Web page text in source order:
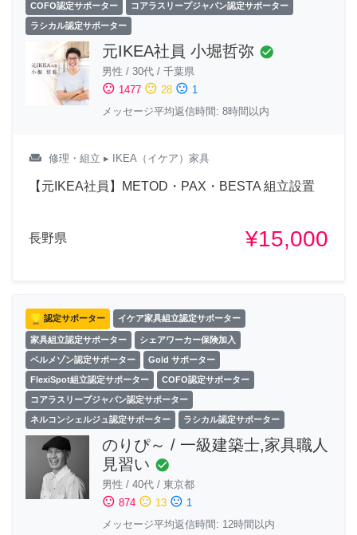
COFO認定サポーター コアラスリープジャパン認定サポーター
ラシカル認定サポーター
元IKEA社員 小堀哲弥 check_circle
男性 / 30代 / 千葉県
sentiment_satisfied 1477 sentiment_neutral 28 sentiment_dissatisfied 1
メッセージ平均返信時間: 8時間以内
weekend 修理・組立 ▸ IKEA（イケア）家具
【元IKEA社員】METOD・PAX・BESTA 組立設置
長野県 ¥15,000
認定サポーター イケア家具組立認定サポーター
家具組立認定サポーター シェアワーカー保険加入
ベルメゾン認定サポーター Gold サポーター
FlexiSpot組立認定サポーター COFO認定サポーター
コアラスリープジャパン認定サポーター
ネルコンシェルジュ認定サポーター ラシカル認定サポーター
のりぴ～ / 一級建築士,家具職人
見習い check_circle
男性 / 40代 / 東京都
sentiment_satisfied 874 sentiment_neutral 13 sentiment_dissatisfied 1
メッセージ平均返信時間: 12時間以内